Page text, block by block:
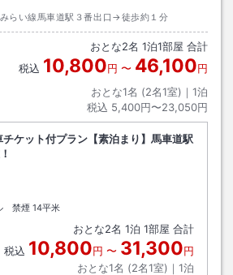
らい線馬車道駅３番出口→徒歩約１分
おとな2名 1泊1部屋 合計
税込 10,800円 〜 46,100円
おとな1名 (2名1室)｜ 1泊
税込 5,400円〜23,050円
ケット付プラン【素泊まり】馬車道駅
アウト
禁煙 14平米
おとな2名 1泊 1部屋 合計
税込 10,800円 〜 31,300円
おとな1名 (2名1室)｜ 1泊